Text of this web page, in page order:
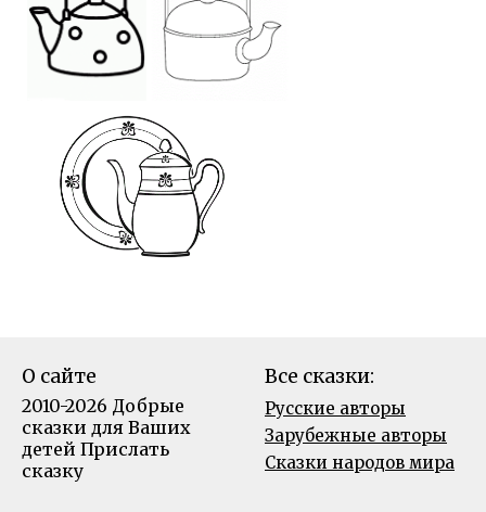
О сайте
2010-2026 Добрые
сказки для Ваших
детей Прислать
сказку
Все сказки:
Русские авторы
Зарубежные авторы
Сказки народов мира